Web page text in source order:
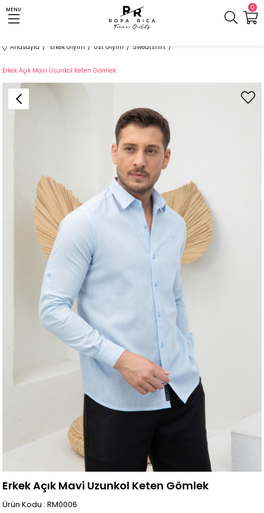
0
MENU
Anasayfa Erkek Giyim Üst Giyim Sweatshirt
Erkek Açık Mavi Uzunkol Keten Gömlek
Erkek Açık Mavi Uzunkol Keten Gömlek
Ürün Kodu : RM0006